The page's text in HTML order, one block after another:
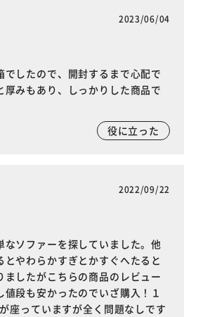
2023/06/04
でしたので、開封するまで心配で
厚みもあり、しっかりした商品で
役に立った
2022/09/22
なソファーを探していました。他
とやわらかすぎとかすぐへたると
ましたがこちらの商品のレビュー
値段も安かったのでいざ購入！１
座っていますが全く問題なしです